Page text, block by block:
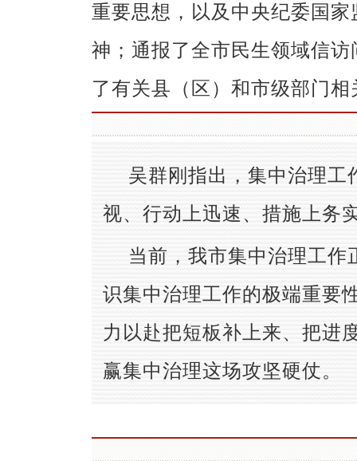
重要思想，以及中央纪委国
神；通报了全市民生领域信
了有关县（区）和市级部门
吴群刚指出，集中治理
视、行动上迅速、措施上务
当前，我市集中治理工
识集中治理工作的极端重要
力以赴把短板补上来、把进
赢集中治理这场攻坚硬仗。